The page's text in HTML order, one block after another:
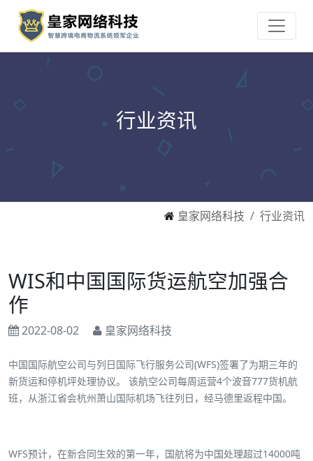
行业资讯
皇家网络科技 行业资讯
WIS和中国国际货运航空加强合
作
2022-08-02 皇家网络科技
中国国际航空公司与列日国际飞行服务公司(WFS)签署了为期三年的
新货运和停机坪处理协议。 该航空公司每周运营4个波音777货机航
班，从浙江省会杭州萧山国际机场飞往列日，经马德里返程中国。
WFS预计，在新合同生效的第一年，国航将为中国处理超过14000吨